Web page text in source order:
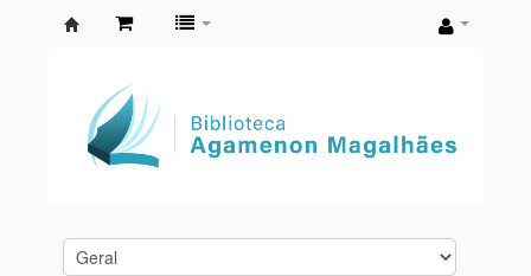
Agamenon
Magalhães